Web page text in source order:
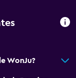
WonJu?